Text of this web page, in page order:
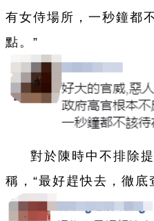
有女侍場所，一秒鐘都
點。”
對於陳時中不排除
稱，“最好趕快去，徹底